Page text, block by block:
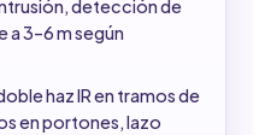
detección de
3–6 m según
haz IR en tramos de
en portones, lazo